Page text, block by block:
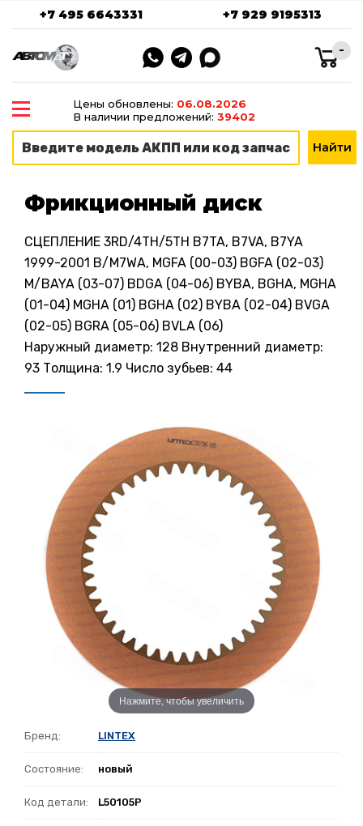
+7 495 6643331 +7 929 9195313
-
Цены обновлены: 06.08.2026
В наличии предложений: 39402
Фрикционный диск
СЦЕПЛЕНИЕ 3RD/4TH/5TH B7TA, B7VA, B7YA
1999-2001 B/M7WA, MGFA (00-03) BGFA (02-03)
M/BAYA (03-07) BDGA (04-06) BYBA, BGHA, MGHA
(01-04) MGHA (01) BGHA (02) BYBA (02-04) BVGA
(02-05) BGRA (05-06) BVLA (06)
Наружный диаметр: 128 Внутренний диаметр:
93 Толщина: 1.9 Число зубьев: 44
Нажмите, чтобы увеличить
Бренд: LINTEX
Состояние: новый
Код детали: L50105P